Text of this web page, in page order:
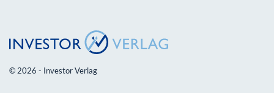
© 2026 - Investor Verlag